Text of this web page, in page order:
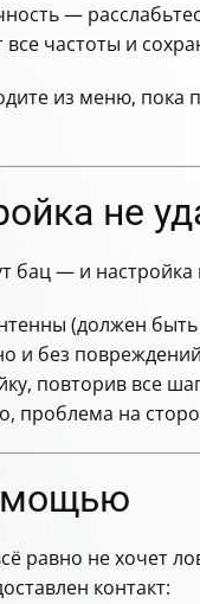
—
частоты и
из меню, пока
не
бац — и
(должен быть
и без
повторив все
проблема на
равно не хочет
контакт: